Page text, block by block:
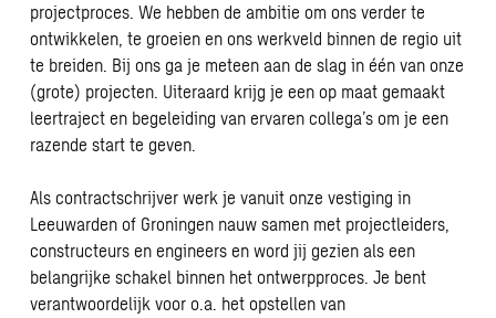
projectproces. We hebben de ambitie om ons verder te
ontwikkelen, te groeien en ons werkveld binnen de regio uit
te breiden. Bij ons ga je meteen aan de slag in één van onze
(grote) projecten. Uiteraard krijg je een op maat gemaakt
leertraject en begeleiding van ervaren collega’s om je een
razende start te geven.
Als contractschrijver werk je vanuit onze vestiging in
Leeuwarden of Groningen nauw samen met projectleiders,
constructeurs en engineers en word jij gezien als een
belangrijke schakel binnen het ontwerpproces. Je bent
verantwoordelijk voor o.a. het opstellen van